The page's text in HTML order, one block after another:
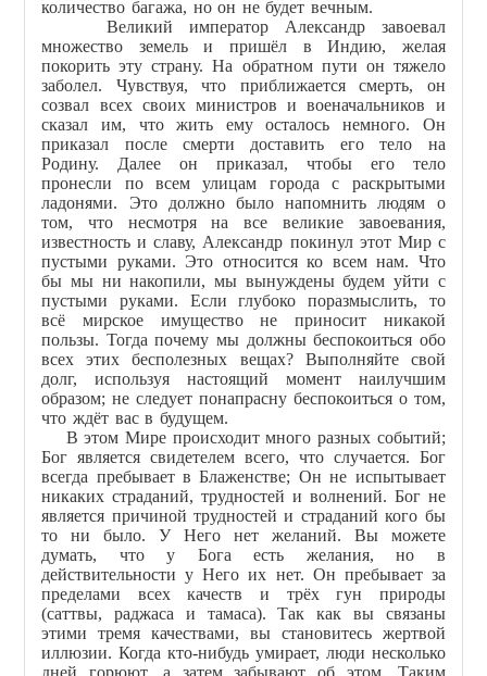
количество багажа, но он не будет вечным.
Великий император Александр завоевал
множество земель и пришёл в Индию, желая
покорить эту страну. На обратном пути он тяжело
заболел. Чувствуя, что приближается смерть, он
созвал всех своих министров и военачальников и
сказал им, что жить ему осталось немного. Он
приказал после смерти доставить его тело на
Родину. Далее он приказал, чтобы его тело
пронесли по всем улицам города с раскрытыми
ладонями. Это должно было напомнить людям о
том, что несмотря на все великие завоевания,
известность и славу, Александр покинул этот Мир с
пустыми руками. Это относится ко всем нам. Что
бы мы ни накопили, мы вынуждены будем уйти с
пустыми руками. Если глубоко поразмыслить, то
всё мирское имущество не приносит никакой
пользы. Тогда почему мы должны беспокоиться обо
всех этих бесполезных вещах? Выполняйте свой
долг, используя настоящий момент наилучшим
образом; не следует понапрасну беспокоиться о том,
что ждёт вас в будущем.
В этом Мире происходит много разных событий;
Бог является свидетелем всего, что случается. Бог
всегда пребывает в Блаженстве; Он не испытывает
никаких страданий, трудностей и волнений. Бог не
является причиной трудностей и страданий кого бы
то ни было. У Него нет желаний. Вы можете
думать, что у Бога есть желания, но в
действительности у Него их нет. Он пребывает за
пределами всех качеств и трёх гун природы
(саттвы, раджаса и тамаса). Так как вы связаны
этими тремя качествами, вы становитесь жертвой
иллюзии. Когда кто-нибудь умирает, люди несколько
дней горюют, а затем забывают об этом. Таким